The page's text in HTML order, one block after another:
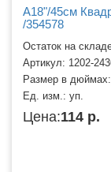
A18"/45см
/354578
Остаток на
Артикул: 1202-
Размер в дюймах:
Ед. изм.: уп.
Цена:114 р.